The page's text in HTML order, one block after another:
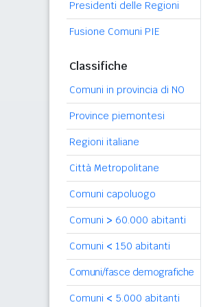
Presidenti delle Regioni
Fusione Comuni PIE
Classifiche
Comuni in provincia di NO
Province piemontesi
Regioni italiane
Città Metropolitane
Comuni capoluogo
Comuni > 60.000 abitanti
Comuni < 150 abitanti
Comuni/fasce demografiche
Comuni < 5.000 abitanti